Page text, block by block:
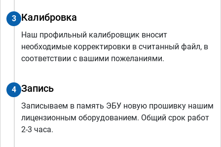
3 Калибровка
Наш профильный калибровщик вносит
необходимые корректировки в считанный файл, в
соответствии с вашими пожеланиями.
4 Запись
Записываем в память ЭБУ новую прошивку нашим
лицензионным оборудованием. Общий срок работ
2-3 часа.